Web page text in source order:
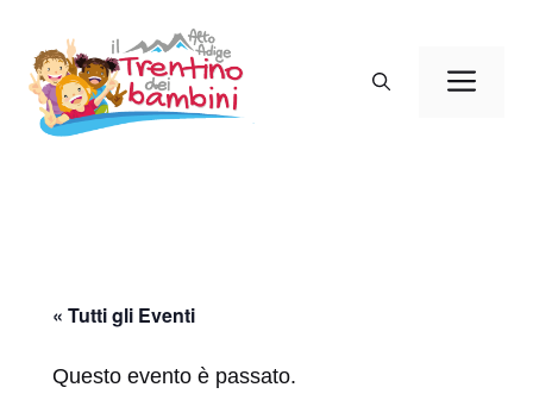
contenuto
« Tutti gli Eventi
Questo evento è passato.